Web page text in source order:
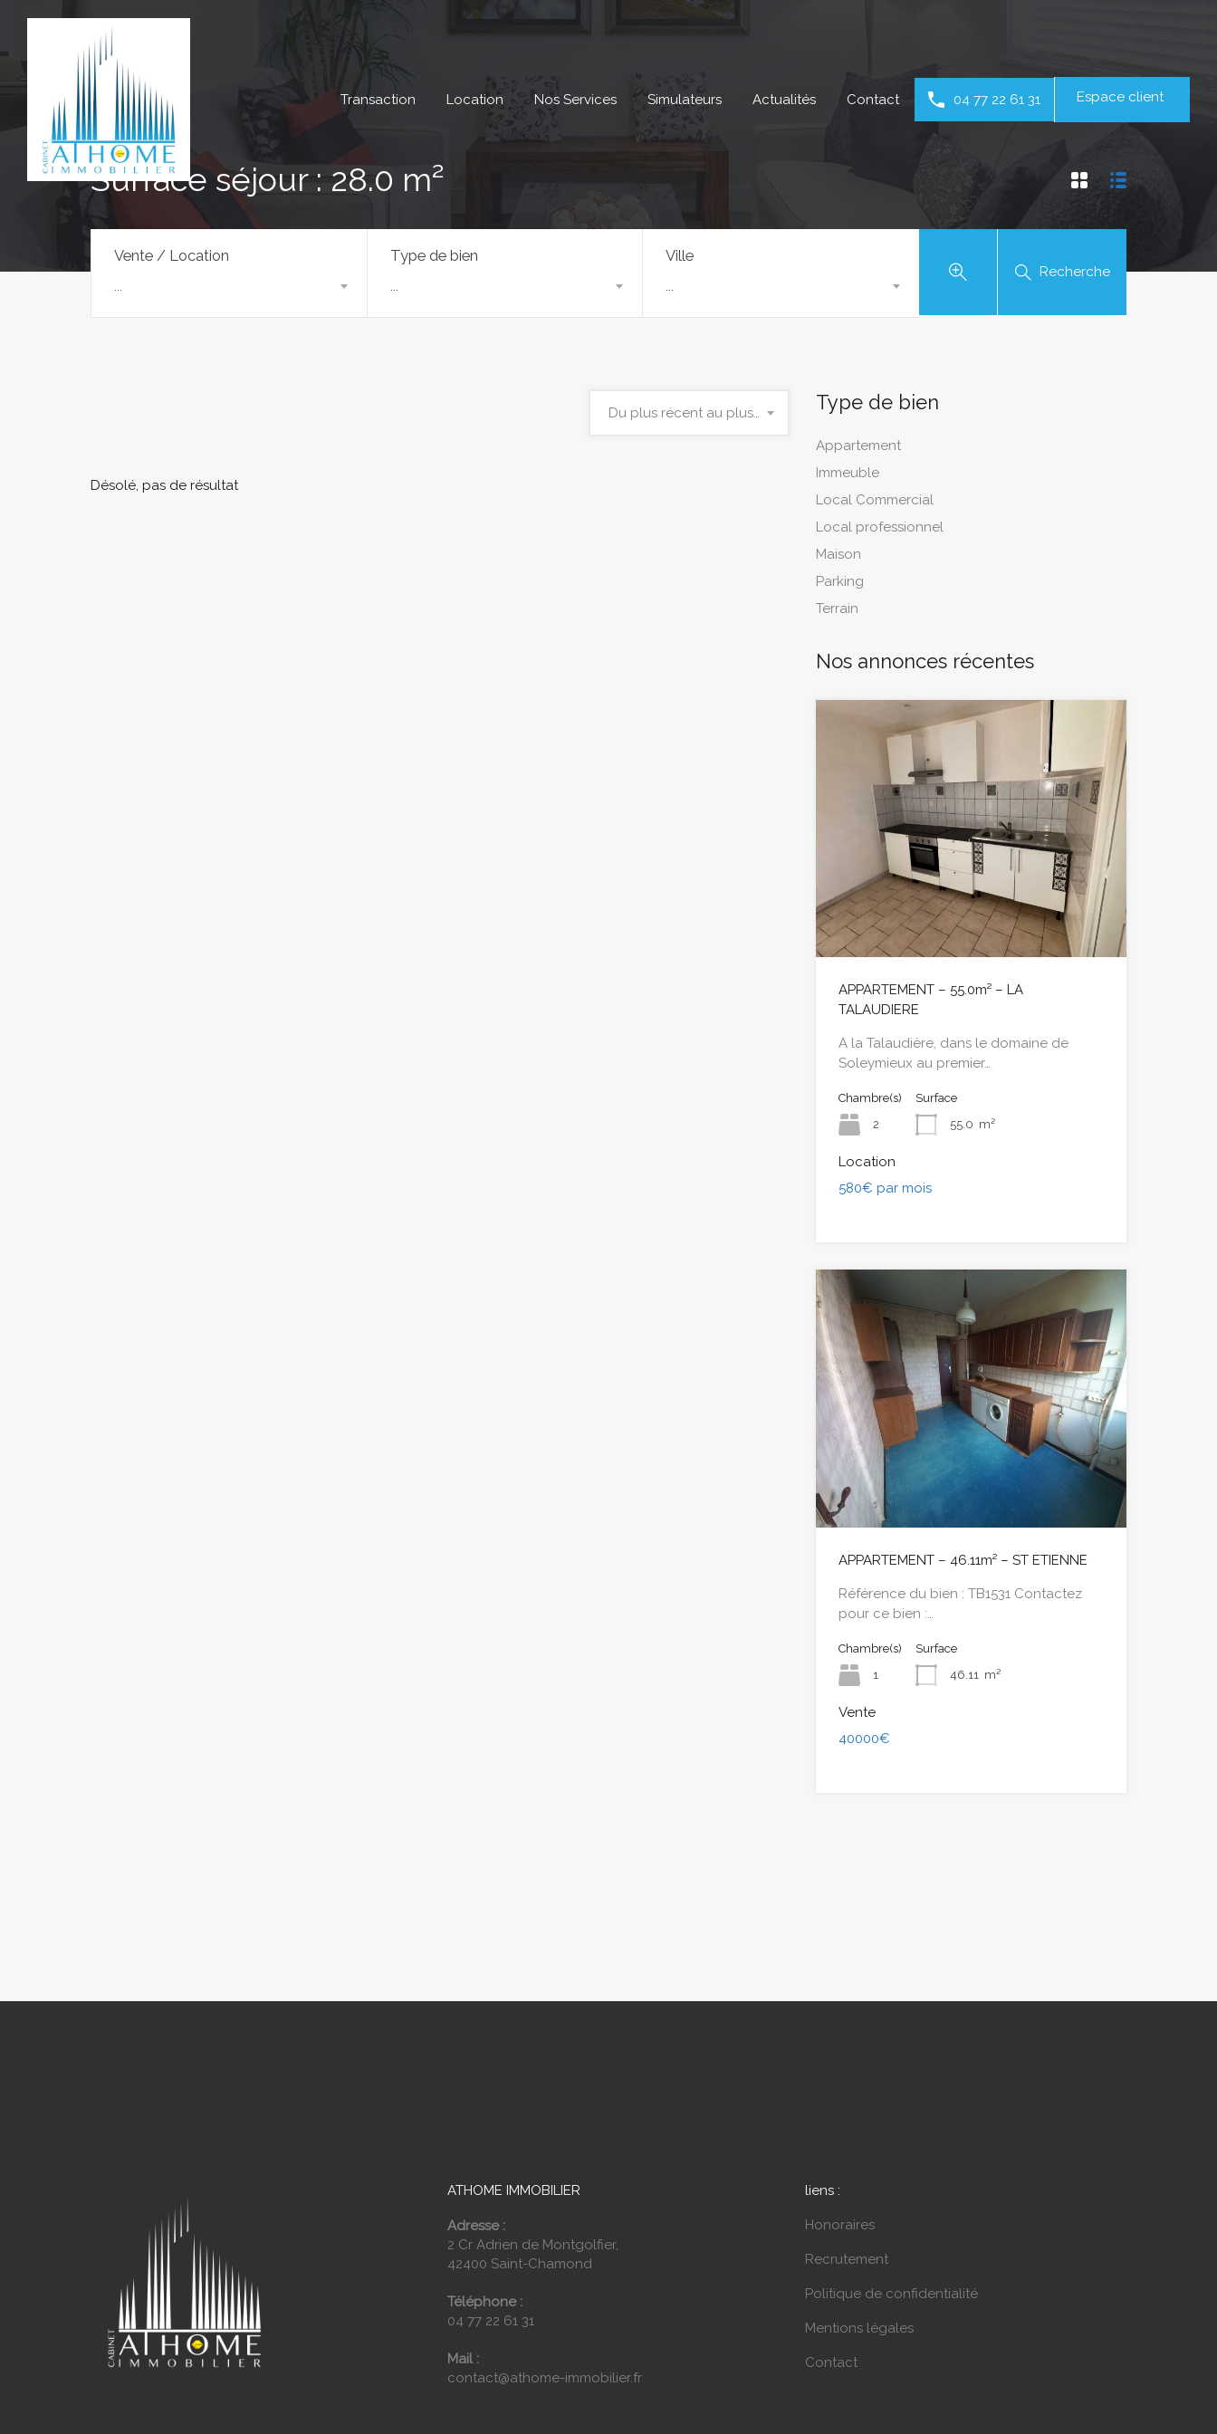
Transaction Location Nos Services Simulateurs Actualités Contact 04 77 22 61 31 Espace client
Surface séjour : 28.0 m²
Vente / Location Type de bien Ville
Recherche
Du plus récent au plus ancien
Désolé, pas de résultat
Type de bien
Appartement
Immeuble
Local Commercial
Local professionnel
Maison
Parking
Terrain
Nos annonces récentes
APPARTEMENT – 55.0m² – LA
TALAUDIERE
A la Talaudière, dans le domaine de
Soleymieux au premier…
Chambre(s)
2
Surface
55.0 m²
Location
580€ par mois
APPARTEMENT – 46.11m² – ST ETIENNE
Référence du bien : TB1531 Contactez
pour ce bien :…
Chambre(s)
1
Surface
46.11 m²
Vente
40000€
ATHOME IMMOBILIER
Adresse :
2 Cr Adrien de Montgolfier,
42400 Saint-Chamond
Téléphone :
04 77 22 61 31
Mail :
contact@athome-immobilier.fr
liens :
Honoraires
Recrutement
Politique de confidentialité
Mentions légales
Contact